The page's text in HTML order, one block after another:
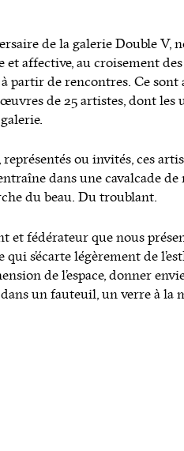
de la galerie Double V,
et affective, au croisement
partir de rencontres. Ce
de 25 artistes, dont
ou invités, ces
dans une cavalcade
du beau. Du troublant.
et fédérateur que nous
qui s’écarte légèrement de
de l’espace, donner
un fauteuil, un verre à la